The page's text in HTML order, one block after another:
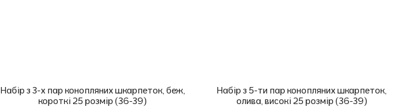
Набір з 3-х пар конопляних шкарпеток, беж,
короткі 25 розмір (36-39)
Набір з 5-ти пар конопляних шкарпеток,
олива, високі 25 розмір (36-39)